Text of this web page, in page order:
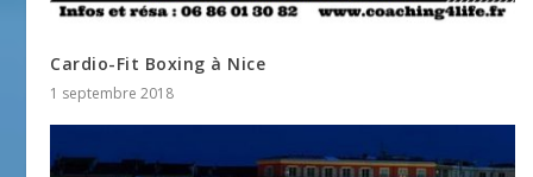
Cardio-Fit Boxing à Nice
1 septembre 2018